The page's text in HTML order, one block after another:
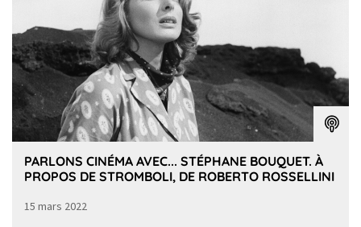
PARLONS CINÉMA AVEC... STÉPHANE BOUQUET. À
PROPOS DE STROMBOLI, DE ROBERTO ROSSELLINI
15 mars 2022